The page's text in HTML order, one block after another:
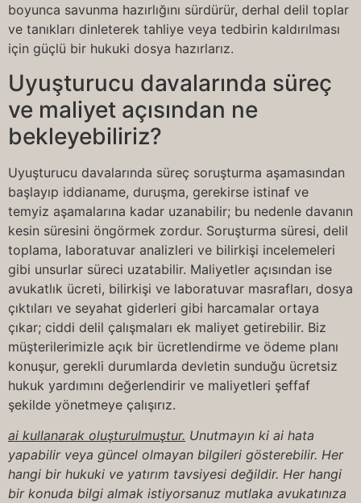
boyunca savunma hazırlığını sürdürür, derhal delil toplar
ve tanıkları dinleterek tahliye veya tedbirin kaldırılması
için güçlü bir hukuki dosya hazırlarız.
Uyuşturucu davalarında süreç
ve maliyet açısından ne
bekleyebiliriz?
Uyuşturucu davalarında süreç soruşturma aşamasından
başlayıp iddianame, duruşma, gerekirse istinaf ve
temyiz aşamalarına kadar uzanabilir; bu nedenle davanın
kesin süresini öngörmek zordur. Soruşturma süresi, delil
toplama, laboratuvar analizleri ve bilirkişi incelemeleri
gibi unsurlar süreci uzatabilir. Maliyetler açısından ise
avukatlık ücreti, bilirkişi ve laboratuvar masrafları, dosya
çıktıları ve seyahat giderleri gibi harcamalar ortaya
çıkar; ciddi delil çalışmaları ek maliyet getirebilir. Biz
müşterilerimizle açık bir ücretlendirme ve ödeme planı
konuşur, gerekli durumlarda devletin sunduğu ücretsiz
hukuk yardımını değerlendirir ve maliyetleri şeffaf
şekilde yönetmeye çalışırız.
ai kullanarak oluşturulmuştur. Unutmayın ki ai hata
yapabilir veya güncel olmayan bilgileri gösterebilir. Her
hangi bir hukuki ve yatırım tavsiyesi değildir. Her hangi
bir konuda bilgi almak istiyorsanuz mutlaka avukatınıza